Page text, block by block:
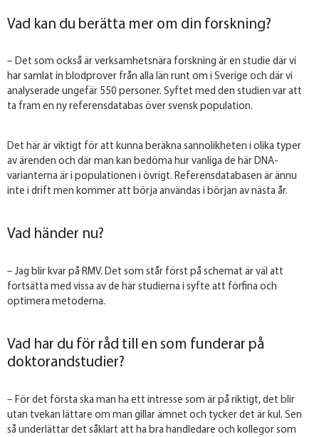
Vad kan du berätta mer om din forskning?
– Det som också är verksamhetsnära forskning är en studie där vi
har samlat in blodprover från alla län runt om i Sverige och där vi
analyserade ungefär 550 personer. Syftet med den studien var att
ta fram en ny referensdatabas över svensk population.
Det här är viktigt för att kunna beräkna sannolikheten i olika typer
av ärenden och där man kan bedöma hur vanliga de här DNA-
varianterna är i populationen i övrigt. Referensdatabasen är ännu
inte i drift men kommer att börja användas i början av nästa år.
Vad händer nu?
– Jag blir kvar på RMV. Det som står först på schemat är väl att
fortsätta med vissa av de här studierna i syfte att förfina och
optimera metoderna.
Vad har du för råd till en som funderar på
doktorandstudier?
– För det första ska man ha ett intresse som är på riktigt, det blir
utan tvekan lättare om man gillar ämnet och tycker det är kul. Sen
så underlättar det såklart att ha bra handledare och kollegor som